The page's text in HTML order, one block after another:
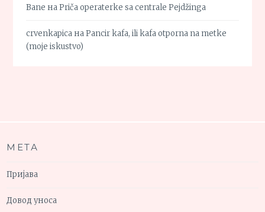
Bane наPriča operaterke sa centrale Pejdžinga
crvenkapica наPancir kafa, ili kafa otporna na metke
(moje iskustvo)
МЕТА
Пријава
Довод уноса